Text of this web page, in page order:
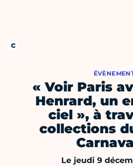
« Voir Paris
Henrard, un
ciel », à
collections
Le jeudi 9